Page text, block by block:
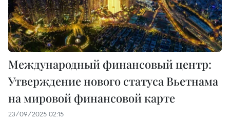
Международный финансовый центр:
Утверждение нового статуса Вьетнама
на мировой финансовой карте
23/09/2025 02:15